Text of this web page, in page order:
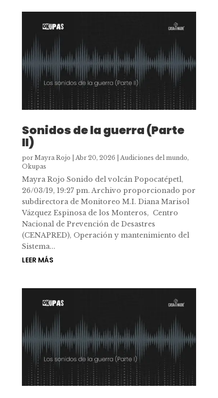
Sonidos de la guerra (Parte
II)
por Mayra Rojo Abr 20, 2026 Audiciones del mundo,
Okupas
Mayra Rojo Sonido del volcán Popocatépetl,
26/03/19, 19:27 pm. Archivo proporcionado por
subdirectora de Monitoreo M.I. Diana Marisol
Vázquez Espinosa de los Monteros, Centro
Nacional de Prevención de Desastres
(CENAPRED), Operación y mantenimiento del
Sistema...
LEER MÁS